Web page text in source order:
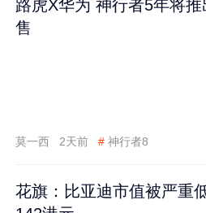
路虎X华为 神行者5年将
售
莫一西 2天前 # 神行者8
花旗：比亚迪市值被严重